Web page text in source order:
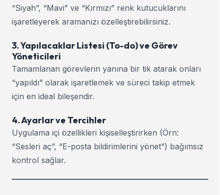
“Siyah”, “Mavi” ve “Kırmızı” renk kutucuklarını
işaretleyerek aramanızı özelleştirebilirsiniz.
3. Yapılacaklar Listesi (To-do) ve Görev
Yöneticileri
Tamamlanan görevlerin yanına bir tik atarak onları
“yapıldı” olarak işaretlemek ve süreci takip etmek
için en ideal bileşendir.
4. Ayarlar ve Tercihler
Uygulama içi özellikleri kişiselleştirirken (Örn:
“Sesleri aç”, “E-posta bildirimlerini yönet”) bağımsız
kontrol sağlar.